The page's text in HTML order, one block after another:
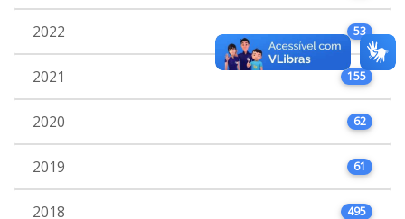
2022 53
2021 155
2020 62
2019 61
2018 495